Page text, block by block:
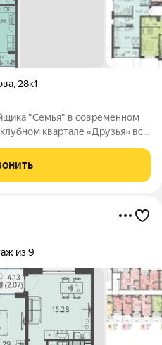
, 28к1
"Семья" в современном
квартале «Друзья» все
детей и коворкинг для
из 9